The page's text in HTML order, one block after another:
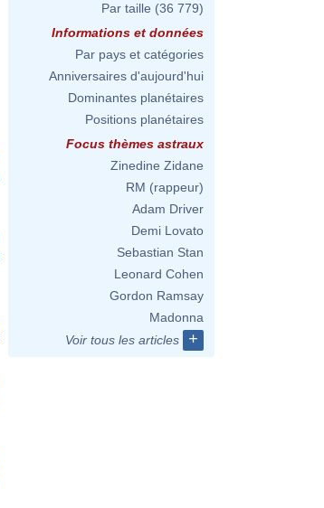
Par taille (36 779)
Informations et données
Par pays et catégories
Anniversaires d'aujourd'hui
Dominantes planétaires
Positions planétaires
Focus thèmes astraux
Zinedine Zidane
RM (rappeur)
Adam Driver
Demi Lovato
Sebastian Stan
Leonard Cohen
Gordon Ramsay
Madonna
Voir tous les articles
+